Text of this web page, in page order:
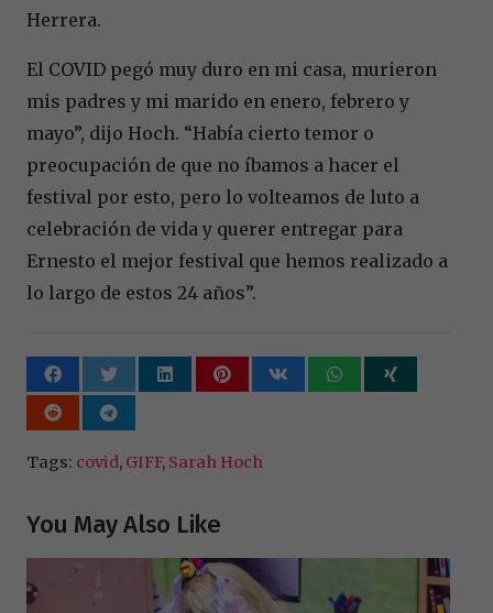
Herrera.
El COVID pegó muy duro en mi casa, murieron
mis padres y mi marido en enero, febrero y
mayo”, dijo Hoch. “Había cierto temor o
preocupación de que no íbamos a hacer el
festival por esto, pero lo volteamos de luto a
celebración de vida y querer entregar para
Ernesto el mejor festival que hemos realizado a
lo largo de estos 24 años”.
Tags: covid, GIFF, Sarah Hoch
You May Also Like